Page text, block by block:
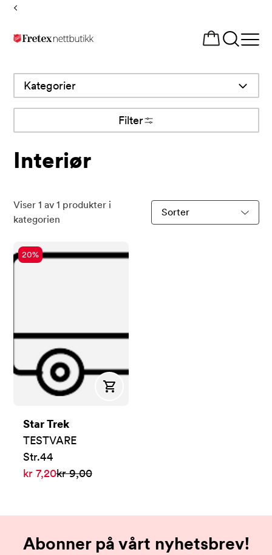
Tilbake
til
Åpne
Interiør
Kategorier
Filter
Viser 1 av 1 produkter i
kategorien
Sorter
produkter
Kjøp
Star Trek
TESTVARE
Str.44
Nå:
kr 7,20
20%
Før:
kr 9,00
Abonner på vårt nyhetsbrev!